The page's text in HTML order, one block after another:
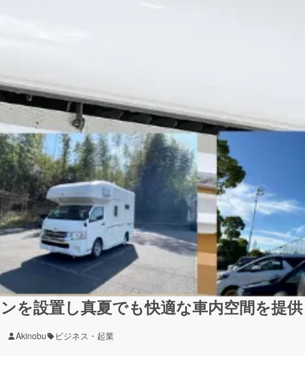
を設置し真夏でも快適な車内空間を提
Akinobu ビジネス・起業